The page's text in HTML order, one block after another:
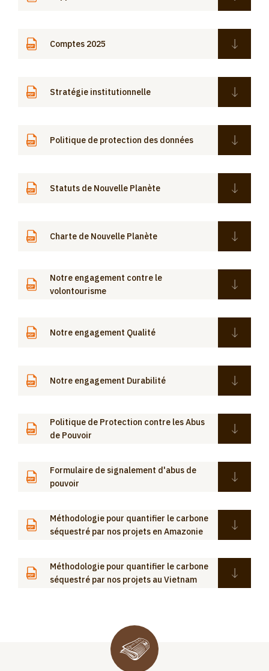
Comptes 2025
Stratégie institutionnelle
Politique de protection des données
Statuts de Nouvelle Planète
Charte de Nouvelle Planète
Notre engagement contre le
volontourisme
Notre engagement Qualité
Notre engagement Durabilité
Politique de Protection contre les Abus
de Pouvoir
Formulaire de signalement d'abus de
pouvoir
Méthodologie pour quantifier le carbone
séquestré par nos projets en Amazonie
Méthodologie pour quantifier le carbone
séquestré par nos projets au Vietnam